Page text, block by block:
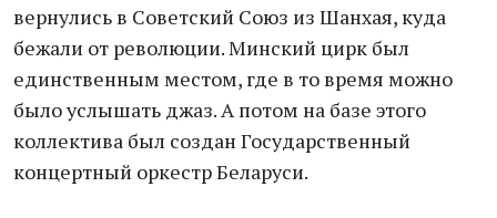
вернулись в Советский Союз из Шанхая, куда
бежали от революции. Минский цирк был
единственным местом, где в то время можно
было услышать джаз. А потом на базе этого
коллектива был создан Государственный
концертный оркестр Беларуси.